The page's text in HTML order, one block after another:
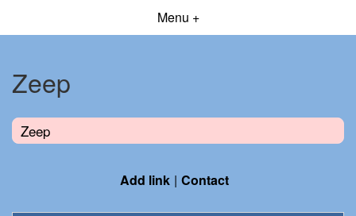
Menu +
Zeep
Zeep
Add link Contact